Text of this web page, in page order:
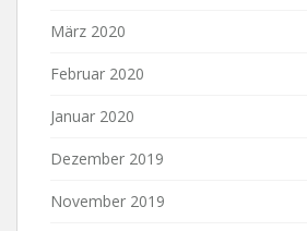
März 2020
Februar 2020
Januar 2020
Dezember 2019
November 2019